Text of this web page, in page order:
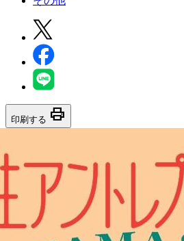
印刷する print